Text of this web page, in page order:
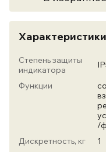
Характеристики
Степень защиты
индикатора
Функции
/
Дискретность, кг
1